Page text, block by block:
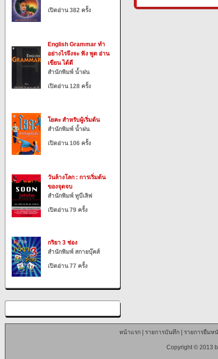
เปิดอ่าน 382 ครั้ง
English Grammar ทำ
อย่างไรจึงจะ ฟัง พูด อ่าน
เขียน ได้ดี
สำนักพิมพ์ น้ำฝน
เปิดอ่าน 128 ครั้ง
โยคะ สำหรับผู้เริ่มต้น
สำนักพิมพ์ น้ำฝน
เปิดอ่าน 106 ครั้ง
วันล้างโลก : การเริ่มต้น
ของจุดจบ
สำนักพิมพ์ ทูบีเลิฟ
เปิดอ่าน 79 ครั้ง
กริยา 3 ช่อง
สำนักพิมพ์ สกายบุ๊คส์
เปิดอ่าน 77 ครั้ง
หน้าแรก| รายการบันทึก| รายการยืมห
Copyright © 2013